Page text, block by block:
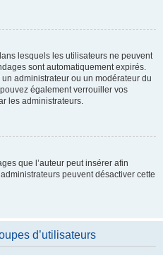
lesquels les utilisateurs ne peuvent
sont automatiquement expirés.
administrateur ou un modérateur du
également verrouiller vos
les administrateurs.
que l’auteur peut insérer afin
peuvent désactiver cette
d’utilisateurs